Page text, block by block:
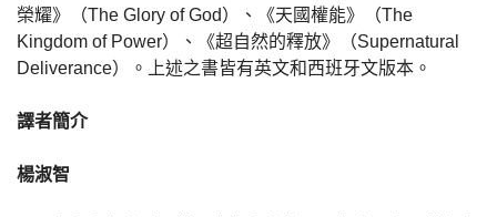
榮耀》（The Glory of God）、《天國權能》（The
Kingdom of Power）、《超自然的釋放》（Supernatural
Deliverance）。上述之書皆有英文和西班牙文版本。
譯者簡介
楊淑智